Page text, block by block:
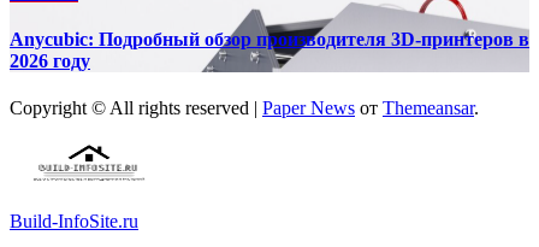
Anycubic: Подробный обзор производителя 3D-принтеров в
2026 году
Copyright © All rights reserved | Paper News от Themeansar.
Build-InfoSite.ru